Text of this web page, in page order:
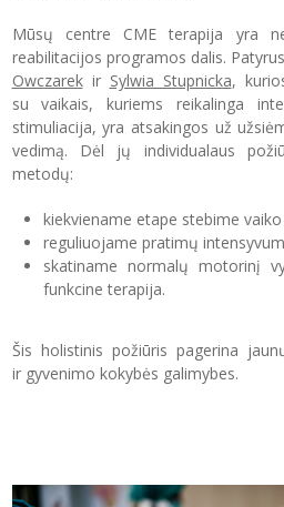
Mūsų centre CME terapija yra
reabilitacijos programos dalis.
Owczarekir Sylwia Stupnicka,
su vaikais, kuriems reikalinga
stimuliacija, yra atsakingos už
vedimą. Dėl jų individualaus
metodų:
kiekviename etape stebime
reguliuojame pratimų
skatiname normalų motorinį
funkcine terapija.
Šis holistinis požiūris pagerina
ir gyvenimo kokybės galimybes.